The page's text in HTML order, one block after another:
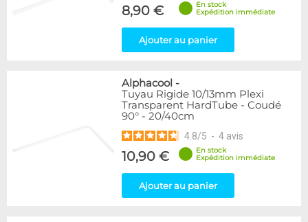
8,90 €
En stock
Expédition immédiate
Ajouter au panier
Alphacool -
Tuyau Rigide 10/13mm Plexi
Transparent HardTube - Coudé
90° - 20/40cm
4.8/5 - 4 avis
10,90 €
En stock
Expédition immédiate
Ajouter au panier